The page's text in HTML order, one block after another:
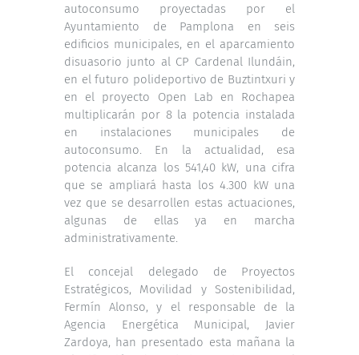
autoconsumo proyectadas por el
Ayuntamiento de Pamplona en seis
edificios municipales, en el aparcamiento
disuasorio junto al CP Cardenal Ilundáin,
en el futuro polideportivo de Buztintxuri y
en el proyecto Open Lab en Rochapea
multiplicarán por 8 la potencia instalada
en instalaciones municipales de
autoconsumo. En la actualidad, esa
potencia alcanza los 541,40 kW, una cifra
que se ampliará hasta los 4.300 kW una
vez que se desarrollen estas actuaciones,
algunas de ellas ya en marcha
administrativamente.
El concejal delegado de Proyectos
Estratégicos, Movilidad y Sostenibilidad,
Fermín Alonso, y el responsable de la
Agencia Energética Municipal, Javier
Zardoya, han presentado esta mañana la